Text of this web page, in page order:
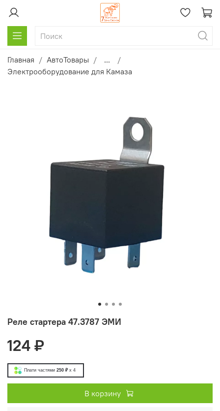
Главная АвтоТовары
...
Электрооборудование для Камаза
Реле стартера 47.3787 ЭМИ
124 ₽
Плати частями 250 ₽ x 4
В корзину